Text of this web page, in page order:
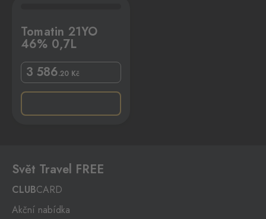
Tomatin 21YO
46% 0,7L
3 586.20 Kč
Svět Travel FREE
CLUBCARD
Akční nabídka